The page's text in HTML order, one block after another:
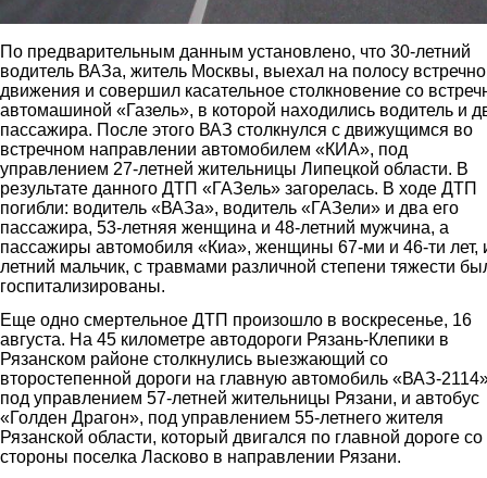
По предварительным данным установлено, что 30-летний
водитель ВАЗа, житель Москвы, выехал на полосу
движения и совершил касательное столкновение со
автомашиной «Газель», в которой находились водитель и
пассажира. После этого ВАЗ столкнулся с движущимся во
встречном направлении автомобилем «КИА», под
управлением 27-летней жительницы Липецкой области. В
результате данного ДТП «ГАЗель» загорелась. В ходе ДТП
погибли: водитель «ВАЗа», водитель «ГАЗели» и два его
пассажира, 53-летняя женщина и 48-летний мужчина, а
пассажиры автомобиля «Киа», женщины 67-ми и 46-ти лет,
летний мальчик, с травмами различной степени тяжести
госпитализированы.
Еще одно смертельное ДТП произошло в воскресенье, 16
августа. На 45 километре автодороги Рязань-Клепики в
Рязанском районе столкнулись выезжающий со
второстепенной дороги на главную автомобиль «ВАЗ-
под управлением 57-летней жительницы Рязани, и автобус
«Голден Драгон», под управлением 55-летнего жителя
Рязанской области, который двигался по главной дороге со
стороны поселка Ласково в направлении Рязани.